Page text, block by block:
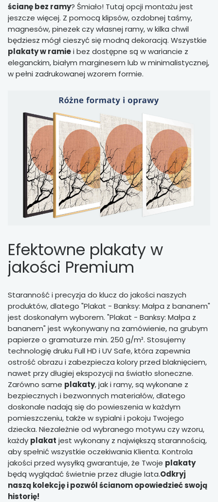
ścianę bez ramy? Śmiało! Tutaj opcji montażu jest
jeszcze więcej. Z pomocą klipsów, ozdobnej taśmy,
magnesów, pinezek czy własnej ramy, w kilka chwil
będziesz mógł cieszyć się modną dekoracją. Wszystkie
plakaty w ramiei bez dostępne są w wariancie z
eleganckim, białym marginesem lub w minimalistycznej,
w pełni zadrukowanej wzorem formie.
Efektowne plakaty w
jakości Premium
Staranność i precyzja do klucz do jakości naszych
produktów, dlatego "Plakat - Banksy: Małpa z bananem"
jest doskonałym wyborem. "Plakat - Banksy: Małpa z
bananem" jest wykonywany na zamówienie, na grubym
papierze o gramaturze min. 250 g/m². Stosujemy
technologię druku Full HD i UV Safe, która zapewnia
ostrość obrazu i zabezpiecza kolory przed blaknięciem,
nawet przy długiej ekspozycji na światło słoneczne.
Zarówno same plakaty, jak i ramy, są wykonane z
bezpiecznych i bezwonnych materiałów, dlatego
doskonale nadają się do powieszenia w każdym
pomieszczeniu, także w sypialni i pokoju Twojego
dziecka. Niezależnie od wybranego motywu czy wzoru,
każdy plakat jest wykonany z największą starannością,
aby spełnić wszystkie oczekiwania Klienta. Kontrola
jakości przed wysyłką gwarantuje, że Twoje plakaty
będą wyglądać świetnie przez długie lata.Odkryj
naszą kolekcję i pozwól ścianom opowiedzieć swoją
historię!